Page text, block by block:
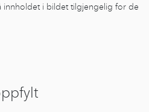
innholdet i bildet tilgjengelig for de